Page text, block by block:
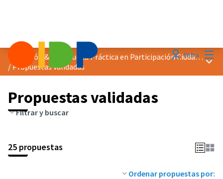
EntraDistinción &quot;Buena Práctica en Participación Ciudadana&quot; 2019
/Propuestas validadas
Propuestas validadas
Filtrar y buscar
25 propuestas
Ordenar propuestas por: